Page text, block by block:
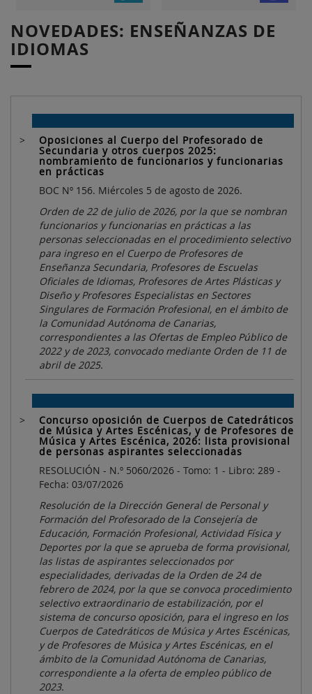
NOVEDADES: ENSEÑANZAS DE
IDIOMAS
Oposiciones al Cuerpo del Profesorado de
Secundaria y otros cuerpos 2025:
nombramiento de funcionarios y funcionarias
en prácticas
BOC Nº 156. Miércoles 5 de agosto de 2026.
Orden de 22 de julio de 2026, por la que se nombran
funcionarios y funcionarias en prácticas a las
personas seleccionadas en el procedimiento selectivo
para ingreso en el Cuerpo de Profesores de
Enseñanza Secundaria, Profesores de Escuelas
Oficiales de Idiomas, Profesores de Artes Plásticas y
Diseño y Profesores Especialistas en Sectores
Singulares de Formación Profesional, en el ámbito de
la Comunidad Autónoma de Canarias,
correspondientes a las Ofertas de Empleo Público de
2022 y de 2023, convocado mediante Orden de 11 de
abril de 2025.
Concurso oposición de Cuerpos de Catedráticos
de Música y Artes Escénicas, y de Profesores de
Música y Artes Escénica, 2026: lista provisional
de personas aspirantes seleccionadas
RESOLUCIÓN - N.º 5060/2026 - Tomo: 1 - Libro: 289 -
Fecha: 03/07/2026
Resolución de la Dirección General de Personal y
Formación del Profesorado de la Consejería de
Educación, Formación Profesional, Actividad Física y
Deportes por la que se aprueba de forma provisional,
las listas de aspirantes seleccionados por
especialidades, derivadas de la Orden de 24 de
febrero de 2024, por la que se convoca procedimiento
selectivo extraordinario de estabilización, por el
sistema de concurso oposición, para el ingreso en los
Cuerpos de Catedráticos de Música y Artes Escénicas,
y de Profesores de Música y Artes Escénicas, en el
ámbito de la Comunidad Autónoma de Canarias,
correspondiente a la oferta de empleo público de
2023.